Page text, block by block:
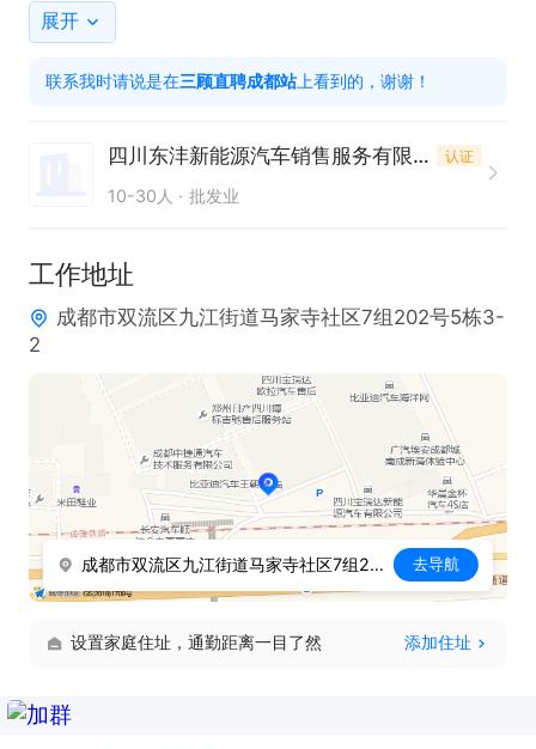
1、汽车营销相关专业优先；
3、有1年以上汽车销售经验者优先；
展开
联系我时请说是在三顾直聘成都站上看到的，谢谢！
四川东沣新能源汽车销售服务有限公司 认证
10-30人 批发业
工作地址
成都市双流区九江街道马家寺社区7组202号5栋3-
2
成都市双流区九江街道马家寺社区7组202号5栋3-2 去导航
设置家庭住址，通勤距离一目了然 添加住址